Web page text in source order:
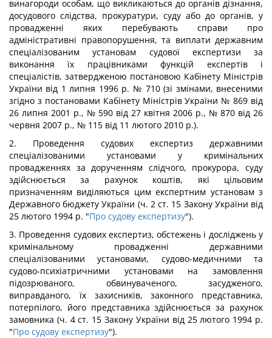
винагороди особам, що викликаються до органів дізнання,
досудового слідства, прокуратури, суду або до органів, у
провадженні яких перебувають справи про
адміністративні правопорушення, та виплати державним
спеціалізованим установам судової експертизи за
виконання їх працівниками функцій експертів і
спеціалістів, затвердженою постановою Кабінету Міністрів
України від 1 липня 1996 р. № 710 (зі змінами, внесеними
згідно з постановами Кабінету Міністрів України № 869 від
26 липня 2001 p., № 590 від 27 квітня 2006 p., № 870 від 26
червня 2007 p., № 115 від 11 лютого 2010 p.).
2. Проведення судових експертиз державними
спеціалізованими установами у кримінальних
провадженнях за дорученням слідчого, прокурора, суду
здійснюється за рахунок коштів, які цільовим
призначенням виділяються цим експертним установам з
Державного бюджету України (ч. 2 ст. 15 Закону України від
25 лютого 1994 р. "Про судову експертизу").
3. Проведення судових експертиз, обстежень і досліджень у
кримінальному провадженні державними
спеціалізованими установами, судово-медичними та
судово-психіатричними установами на замовлення
підозрюваного, обвинуваченого, засудженого,
виправданого, їх захисників, законного представника,
потерпілого, його представника здійснюється за рахунок
замовника (ч. 4 ст. 15 Закону України від 25 лютого 1994 р.
"Про судову експертизу").